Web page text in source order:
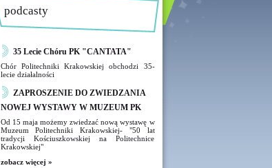
podcasty
35 Lecie Chóru PK "CANTATA"
Chór Politechniki Krakowskiej obchodzi 35-
lecie działalności
ZAPROSZENIE DO ZWIEDZANIA
NOWEJ WYSTAWY W MUZEUM PK
Od 15 maja możemy zwiedzać nową wystawę w
Muzeum Politechniki Krakowskiej- "50 lat
tradycji Kościuszkowskiej na Politechnice
Krakowskiej"
zobacz więcej »